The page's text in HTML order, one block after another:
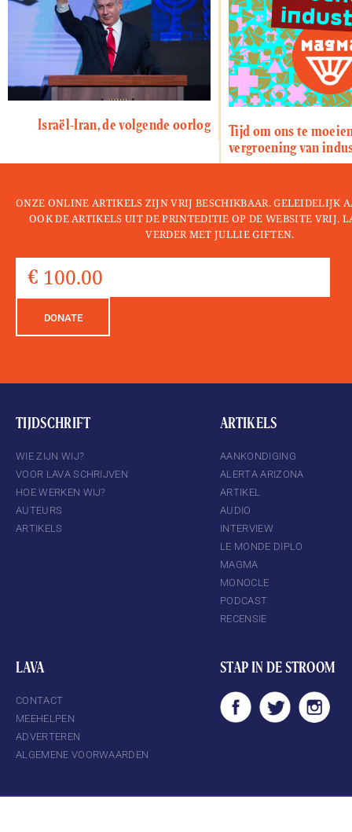
Israël-Iran, de volgende oorlog
Tijd om ons te
vergroening van
ONZE ONLINE ARTIKELS ZIJN VRIJ BESCHIKBAAR. GELEIDELIJK
OOK DE ARTIKELS UIT DE PRINTEDITIE OP DE WEBSITE VRIJ.
VERDER MET JULLIE GIFTEN.
DONATE
TIJDSCHRIFT
WIE ZIJN WIJ?
VOOR LAVA SCHRIJVEN
HOE WERKEN WIJ?
AUTEURS
ARTIKELS
ARTIKELS
AANKONDIGING
ALERTA ARIZONA
ARTIKEL
AUDIO
INTERVIEW
LE MONDE DIPLO
MAGMA
MONOCLE
PODCAST
RECENSIE
LAVA
CONTACT
MEEHELPEN
ADVERTEREN
ALGEMENE VOORWAARDEN
STAP IN DE STROOM